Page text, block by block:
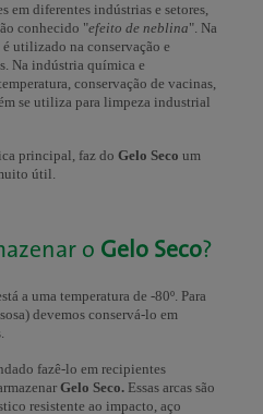
em diferentes indústrias e setores,
conhecido "efeito de neblina". Na
utilizado na conservação e
Na indústria química e
conservação de vacinas,
se utiliza para limpeza industrial
principal, faz do Gelo Seco um
útil.
o Gelo Seco?
a uma temperatura de -80º. Para
devemos conservá-lo em
fazê-lo em recipientes
Gelo Seco. Essas arcas são
resistente ao impacto, aço